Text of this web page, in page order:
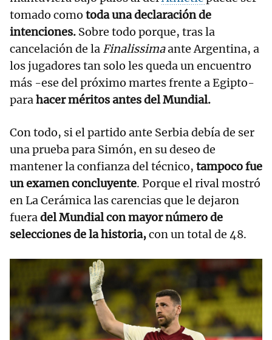
tomado como toda una declaración de
intenciones. Sobre todo porque, tras la
cancelación de la Finalissimaante Argentina, a
los jugadores tan solo les queda un encuentro
más -ese del próximo martes frente a Egipto-
parahacer méritos antes del Mundial.
Con todo, si el partido ante Serbia debía de ser
una prueba para Simón, en su deseo de
mantener la confianza del técnico, tampoco fue
un examen concluyente. Porque el rival mostró
en La Cerámica las carencias que le dejaron
fueradel Mundial con mayor número de
selecciones de la historia,con un total de 48.